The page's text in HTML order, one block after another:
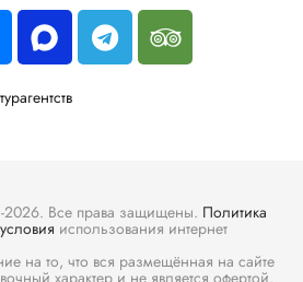
Все права защищены. Политика
условия использования интернет
на то, что вся размещённая на сайте